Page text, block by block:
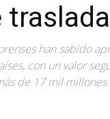
han sabido
con un valor
de 17 mil